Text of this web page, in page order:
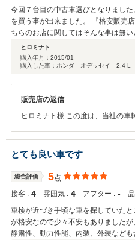
うございました。
今回７台目の中古車選びとなりまし
を買う事が出来ました。 『格安販売
ちらのお店に関してはそんな事は無
方々の対応も良かったです。 買った
の在庫車一覧を見るのが楽しみになっ
ヒロミナト
購入年月： 2015/01
購入した車：ホンダ オデッセイ 2.4 L
販売店の返信
ヒロミナト様 この度は、当社の車
あります。 いつも安い車輛を販売
い？状態が悪い？等の様々な意見
方はたくさんいらっしゃいます。
い、高いからいいというのではな
より良い車輛を提供できるよう心
ト様の予算ご要望に合った車輛が
れからも、安くても状態の良い車
いきますので、今後も何かありま
備、乗り換え等いつでもご連絡く
とても良い車です
総合評価 5点
接客 : 4 雰囲気 : 4 アフター : ‐
車検が近づき手頃な車を探していた
が格安なので少々不安もありました
静粛性、動力性能、内装、外装など